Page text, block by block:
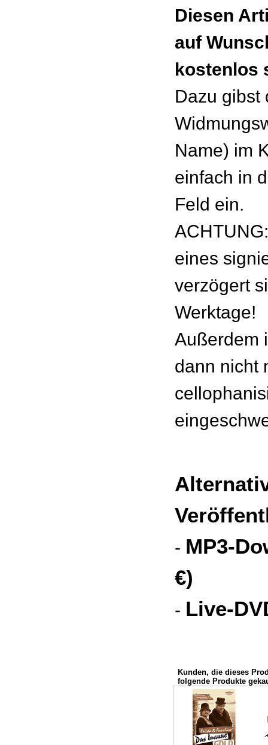
Diesen
auf
kostenlos
Dazu gibst
Name) im
einfach in
Feld ein.
eines
verzögert
Werktage!
Außerdem
dann nicht
- MP3-
€)
- Live-
Kunden, die dieses
folgende Produkte